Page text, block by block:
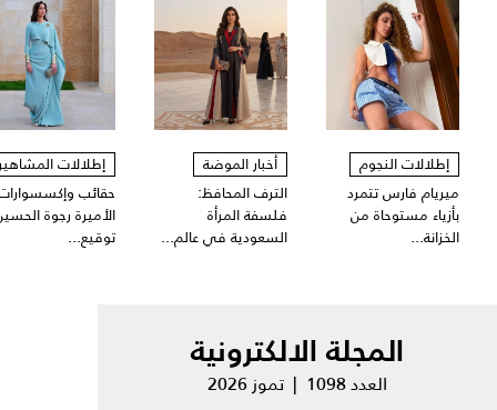
إطلالات النجوم
ميريام فارس تتمرد
بأزياء مستوحاة من
الخزانة...
أخبار الموضة
الترف المحافظ:
فلسفة المرأة
السعودية في عالم...
إطلالات
حقائب
الأميرة رجوة
توقيع...
المجلة الالكترونية
العدد 1098 | تموز 2026